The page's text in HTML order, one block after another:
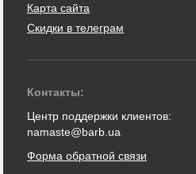
Карта сайта
Скидки в телеграм
Контакты:
Центр поддержки клиентов:
namaste@barb.ua
Форма обратной связи